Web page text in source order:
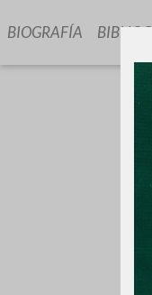
BIOGRAFÍA